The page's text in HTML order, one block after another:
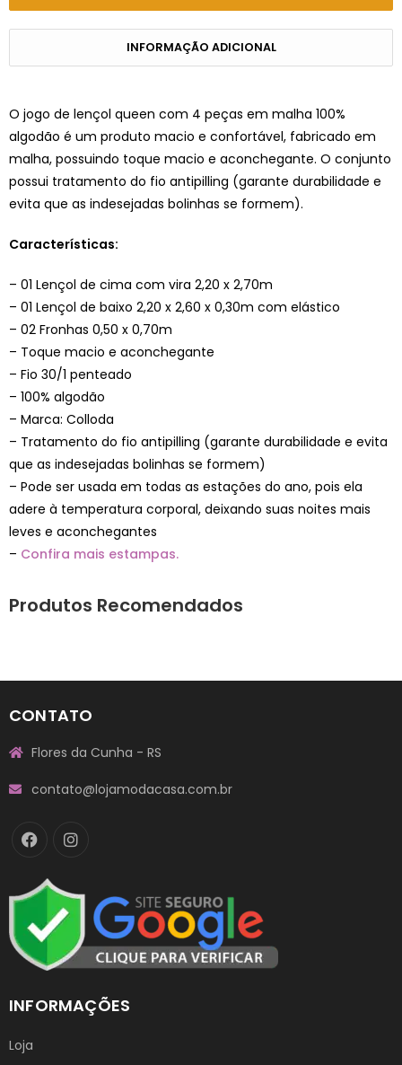
INFORMAÇÃO ADICIONAL
O jogo de lençol queen com 4 peças em malha 100%
algodão é um produto macio e confortável, fabricado em
malha, possuindo toque macio e aconchegante. O conjunto
possui tratamento do fio antipilling (garante durabilidade e
evita que as indesejadas bolinhas se formem).
Características:
– 01 Lençol de cima com vira 2,20 x 2,70m
– 01 Lençol de baixo 2,20 x 2,60 x 0,30m com elástico
– 02 Fronhas 0,50 x 0,70m
– Toque macio e aconchegante
– Fio 30/1 penteado
– 100% algodão
– Marca: Colloda
– Tratamento do fio antipilling (garante durabilidade e evita
que as indesejadas bolinhas se formem)
– Pode ser usada em todas as estações do ano, pois ela
adere à temperatura corporal, deixando suas noites mais
leves e aconchegantes
– Confira mais estampas.
Produtos Recomendados
CONTATO
Flores da Cunha - RS
contato@lojamodacasa.com.br
INFORMAÇÕES
Loja